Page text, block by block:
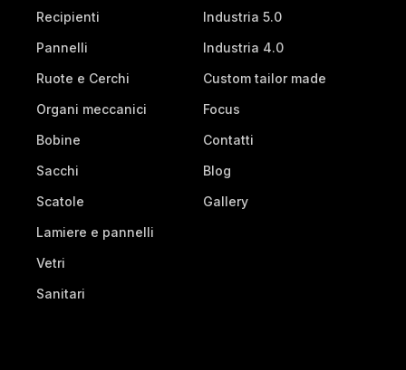
Recipienti
Pannelli
Ruote e Cerchi
Organi meccanici
Bobine
Sacchi
Scatole
Lamiere e pannelli
Vetri
Sanitari
Industria 5.0
Industria 4.0
Custom tailor made
Focus
Contatti
Blog
Gallery